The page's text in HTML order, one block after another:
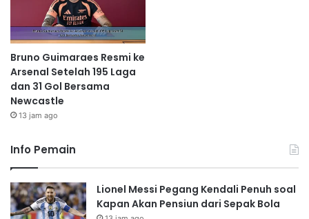
Bruno Guimaraes Resmi ke
Arsenal Setelah 195 Laga
dan 31 Gol Bersama
Newcastle
13 jam ago
Info Pemain
Lionel Messi Pegang Kendali Penuh soal
Kapan Akan Pensiun dari Sepak Bola